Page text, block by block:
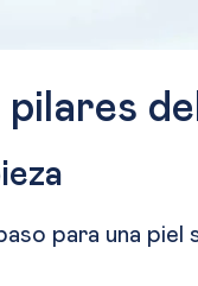
pilares
para una piel